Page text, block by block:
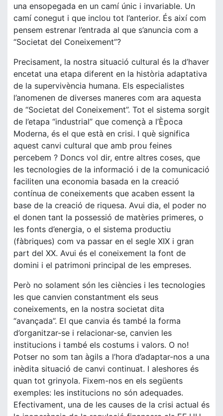
una ensopegada en un camí únic i invariable. Un
camí conegut i que inclou tot l’anterior. És així com
pensem estrenar l’entrada al que s’anuncia com a
“Societat del Coneixement”?
Precisament, la nostra situació cultural és la d’haver
encetat una etapa diferent en la història adaptativa
de la supervivència humana. Els especialistes
l’anomenen de diverses maneres com ara aquesta
de “Societat del Coneixement”. Tot el sistema sorgit
de l’etapa “industrial” que començà a l’Època
Moderna, és el que està en crisi. I què significa
aquest canvi cultural que amb prou feines
percebem ? Doncs vol dir, entre altres coses, que
les tecnologies de la informació i de la comunicació
faciliten una economia basada en la creació
contínua de coneixements que acaben essent la
base de la creació de riquesa. Avui dia, el poder no
el donen tant la possessió de matèries primeres, o
les fonts d’energia, o el sistema productiu
(fàbriques) com va passar en el segle XIX i gran
part del XX. Avui és el coneixement la font de
domini i el patrimoni principal de les empreses.
Però no solament són les ciències i les tecnologies
les que canvien constantment els seus
coneixements, en la nostra societat dita
“avançada”. El que canvia és també la forma
d’organitzar-se i relacionar-se, canvien les
institucions i també els costums i valors. O no!
Potser no som tan àgils a l’hora d’adaptar-nos a una
inèdita situació de canvi continuat. I aleshores és
quan tot grinyola. Fixem-nos en els següents
exemples: les institucions no són adequades.
Efectivament, una de les causes de la crisi actual és